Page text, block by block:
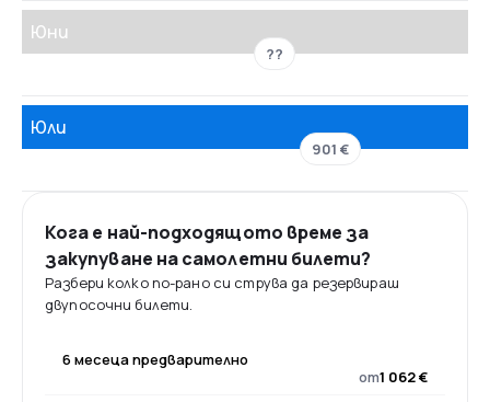
Юни
??
Юли
901 €
Кога е най-подходящото време за
закупуване на самолетни билети?
Разбери колко по-рано си струва да резервираш
двупосочни билети.
6 месеца предварително
от1 062 €